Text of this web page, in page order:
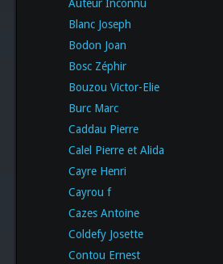
Auteur Inconnu
Blanc Joseph
Bodon Joan
Bosc Zéphir
Bouzou Victor-Elie
Burc Marc
Caddau Pierre
Calel Pierre et Alida
Cayre Henri
Cayrou f
Cazes Antoine
Coldefy Josette
Contou Ernest